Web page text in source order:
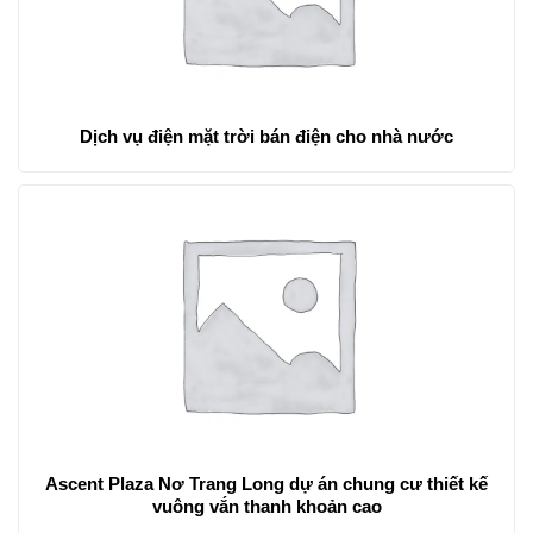
Dịch vụ điện mặt trời bán điện cho nhà nước
Ascent Plaza Nơ Trang Long dự án chung cư thiết kế
vuông vắn thanh khoản cao